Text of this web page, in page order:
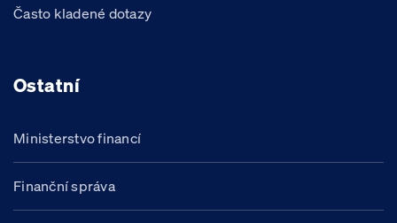
Často kladené dotazy
Ostatní
Ministerstvo financí
Finanční správa